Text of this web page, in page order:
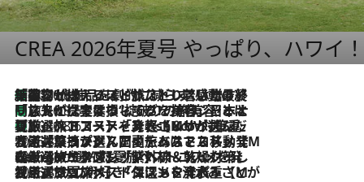
CREA 2026年夏号 やっぱり、ハワイ
2026.8.6
「荷物が増えるほど旅ストレスは増す」美容ジャーナリストがたどり着いた最終結論。“化粧品を劇的に減らす”感動の凝縮美容とは
2026.8.6
「旅先には金髪ウィッグを持参」日本と同じメイクでは損してる!? 美容ジャーナリストが提案する“掟破りの旅美容”とは
2026.8.6
【厳選旅コスメ】「身軽さ＆UV対策重視！」ヘアアーティストshucoが選んだ夏旅ベストコスメを発表【Mサイズジップ】
2026.8.5
【厳選旅コスメ】国内をあちこち移動する河井菜摘が選んだ夏旅ベストコスメ発表！「リラックスアイテムはマスト」【Mサイズジップ】
2026.8.4
【厳選旅コスメ】「紫外線＆乾燥対策しながらメイク感も！」ヘア＆メイクGeorgeが選んだ夏旅ベストコスメを発表！【Mサイズジップ】
2026.8.3
【厳選旅コスメ】「保湿もタイパ重視！」“サウナ好き”タレント清水みさとが愛用する夏旅ベストコスメを発表！【Mサイズジップ】